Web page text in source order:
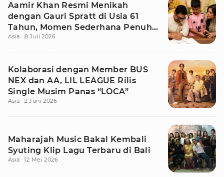
Aamir Khan Resmi Menikah
dengan Gauri Spratt di Usia 61
Tahun, Momen Sederhana Penuh
Kehangatan
Asia 8 Juli 2026
Kolaborasi dengan Member BUS
NEX dan AA, LIL LEAGUE Rilis
Single Musim Panas “LOCA”
Asia 2 Juni 2026
Maharajah Music Bakal Kembali
Syuting Klip Lagu Terbaru di Bali
Asia 12 Mei 2026